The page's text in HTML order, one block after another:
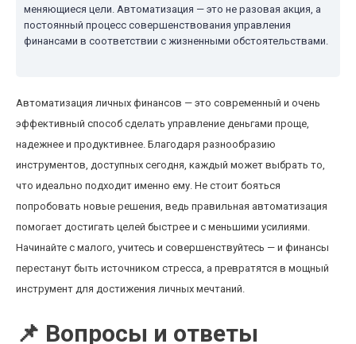
меняющиеся цели. Автоматизация — это не разовая акция, а
постоянный процесс совершенствования управления
финансами в соответствии с жизненными обстоятельствами.
Автоматизация личных финансов — это современный и очень
эффективный способ сделать управление деньгами проще,
надежнее и продуктивнее. Благодаря разнообразию
инструментов, доступных сегодня, каждый может выбрать то,
что идеально подходит именно ему. Не стоит бояться
попробовать новые решения, ведь правильная автоматизация
помогает достигать целей быстрее и с меньшими усилиями.
Начинайте с малого, учитесь и совершенствуйтесь — и финансы
перестанут быть источником стресса, а превратятся в мощный
инструмент для достижения личных мечтаний.
📌 Вопросы и ответы